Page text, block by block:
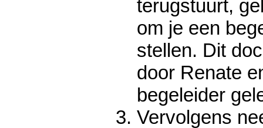
terugstuurt,
om je een
stellen. Dit
door Renate
begeleider
Vervolgens